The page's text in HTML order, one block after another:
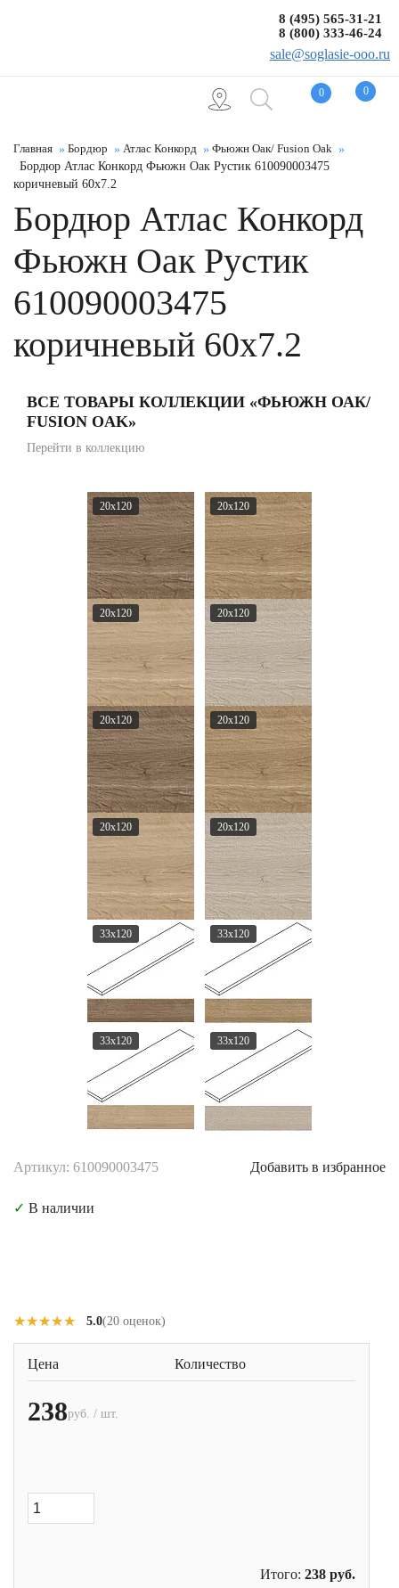
0 0
8 (495) 565-31-21
8 (800) 333-46-24
sale@soglasie-ooo.ru
Главная Бордюр Атлас Конкорд
Фьюжн Оак/ Fusion Oak
Бордюр Атлас Конкорд Фьюжн Оак Рустик 610090003475
коричневый 60x7.2
Бордюр Атлас Конкорд
Фьюжн Оак Рустик
610090003475
коричневый 60x7.2
ВСЕ ТОВАРЫ КОЛЛЕКЦИИ «ФЬЮЖН ОАК/
FUSION OAK»
Перейти в коллекцию
20x120 20x120
20x120 20x120
20x120 20x120
20x120 20x120
33x120 33x120
33x120 33x120
Артикул: 610090003475 Добавить в избранное
✓ В наличии
★★★★★
★★★★★ 5.0(20 оценок)
Цена Количество
238руб. / шт.
Итого: 238 руб.